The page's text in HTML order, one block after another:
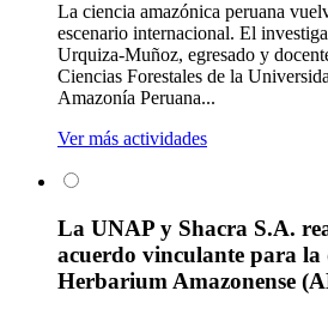
La ciencia amazónica peruana
escenario internacional. El
Urquiza-Muñoz, egresado y
Ciencias Forestales de la
Amazonía Peruana...
Ver más actividades
La UNAP y Shacra S.A.
acuerdo vinculante para
Herbarium Amazonense